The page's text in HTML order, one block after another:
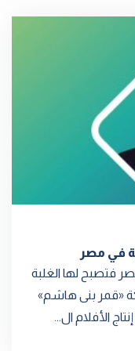
في مصر
فتصبح لها الغلبة
«قمر بنى هاشم»
الأفلام ال...